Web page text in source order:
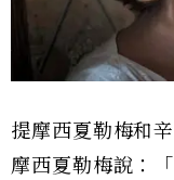
提摩西夏勒梅和
摩西夏勒梅說：